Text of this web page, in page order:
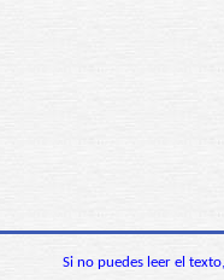
Si no puedes leer el